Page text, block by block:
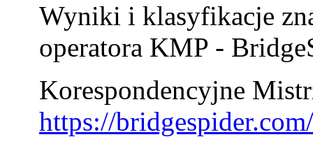
Wyniki i klasyfikacje
operatora KMP -
Korespondencyjne
https://